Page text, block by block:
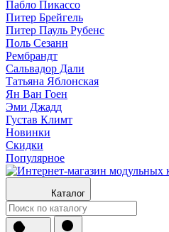
Пабло Пикассо
Питер Брейгель
Питер Пауль Рубенс
Поль Сезанн
Рембрандт
Сальвадор Дали
Татьяна Яблонская
Ян Ван Гоен
Эми Джадд
Густав Климт
Новинки
Скидки
Популярное
Каталог